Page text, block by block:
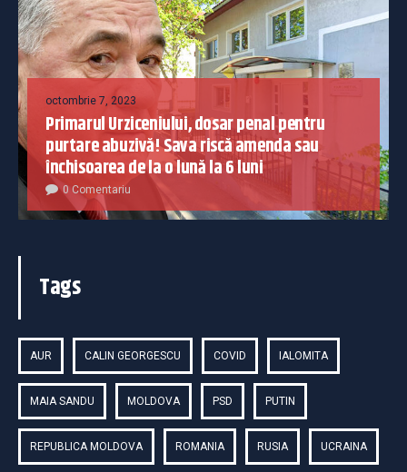
octombrie 7, 2023
Primarul Urziceniului, dosar penal pentru
purtare abuzivă! Sava riscă amenda sau
închisoarea de la o lună la 6 luni
0 Comentariu
Tags
AUR CALIN GEORGESCU COVID IALOMITA
MAIA SANDU MOLDOVA PSD PUTIN
REPUBLICA MOLDOVA ROMANIA RUSIA UCRAINA